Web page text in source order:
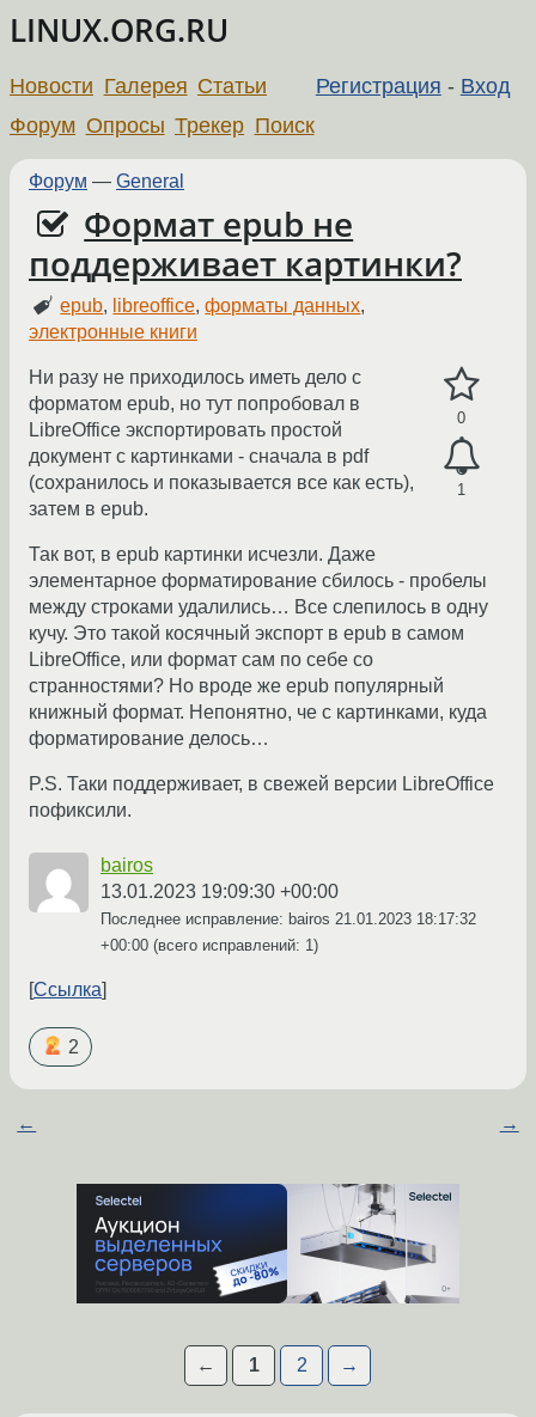
LINUX.ORG.RU
Регистрация - Вход
Новости Галерея Статьи
Форум Опросы Трекер Поиск
Форум — General
Формат epub не
поддерживает картинки?
epub, libreoffice,форматы данных,
электронные книги
0
1
Ни разу не приходилось иметь дело с
форматом epub, но тут попробовал в
LibreOffice экспортировать простой
документ с картинками - сначала в pdf
(сохранилось и показывается все как есть),
затем в epub.
Так вот, в epub картинки исчезли. Даже
элементарное форматирование сбилось - пробелы
между строками удалились… Все слепилось в одну
кучу. Это такой косячный экспорт в epub в самом
LibreOffice, или формат сам по себе со
странностями? Но вроде же epub популярный
книжный формат. Непонятно, че с картинками, куда
форматирование делось…
P.S. Таки поддерживает, в свежей версии LibreOffice
пофиксили.
bairos
13.01.2023 19:09:30 +00:00
Последнее исправление: bairos 21.01.2023 18:17:32
+00:00 (всего исправлений: 1)
Ссылка
2
← →
← 1 2 →